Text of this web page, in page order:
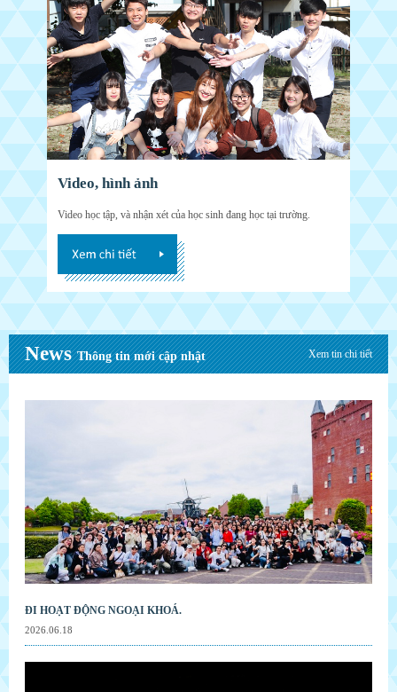
Video, hình ảnh
Video học tập, và nhận xét của học sinh đang học tại trường.
NewsThông tin mới cập nhật Xem tin chi tiết
ĐI HOẠT ĐỘNG NGOẠI KHOÁ.
2026.06.18